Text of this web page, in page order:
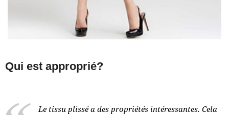
Qui est approprié?
Le tissu plissé a des propriétés intéressantes. Cela